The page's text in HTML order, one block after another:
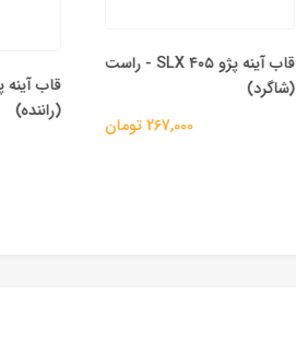
قاب آینه پژو ۴۰۵ SLX - راست
(شاگرد)
267,000 تومان
(راننده)